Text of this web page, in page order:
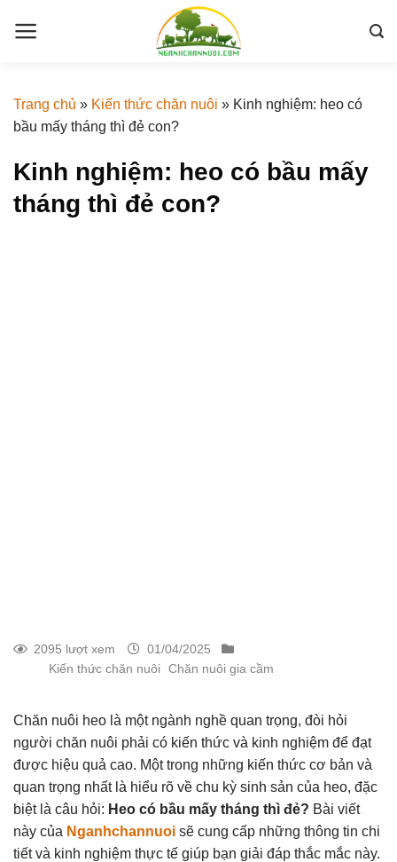
Trang chủ » Kiến thức chăn nuôi » Kinh nghiệm: heo có
bầu mấy tháng thì đẻ con?
Kinh nghiệm: heo có bầu mấy
tháng thì đẻ con?
2095 lượt xem
01/04/2025
Kiến thức chăn nuôi
Chăn nuôi gia cầm
Chăn nuôi heo là một ngành nghề quan trọng, đòi hỏi
người chăn nuôi phải có kiến thức và kinh nghiệm để đạt
được hiệu quả cao. Một trong những kiến thức cơ bản và
quan trọng nhất là hiểu rõ về chu kỳ sinh sản của heo, đặc
biệt là câu hỏi: Heo có bầu mấy tháng thì đẻ? Bài viết
này của Nganhchannuoi sẽ cung cấp những thông tin chi
tiết và kinh nghiệm thực tế giúp bạn giải đáp thắc mắc này.